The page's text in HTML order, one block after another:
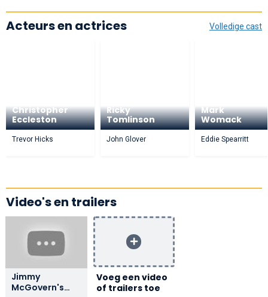
Volledige cast
Acteurs en actrices
Christopher
Eccleston
Trevor Hicks
Ricky
Tomlinson
John Glover
Mark
Womack
Eddie Spearritt
Video's en trailers
Jimmy
McGovern's
Voeg een video
of trailers toe